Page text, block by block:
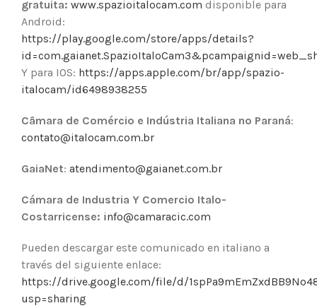
gratuita: www.spazioitalocam.com disponible para
Android:
https://play.google.com/store/apps/details?
Y para IOS: https://apps.apple.com/br/app/spazio-
italocam/id6498938255
Câmara de Comércio e Indústria Italiana no Paraná:
contato@italocam.com.br
GaiaNet: atendimento@gaianet.com.br
Cámara de Industria Y Comercio Italo-
Costarricense: info@camaracic.com
Pueden descargar este comunicado en italiano a
través del siguiente enlace:
https://drive.google.com/file/d/
usp=sharing